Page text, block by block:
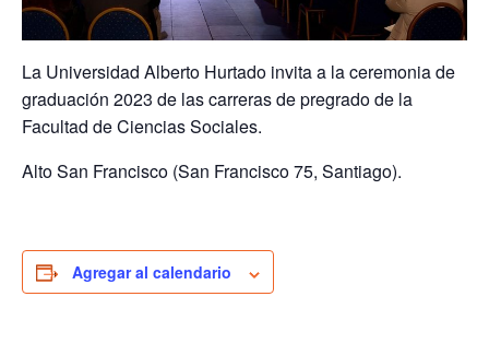
La Universidad Alberto Hurtado invita a la ceremonia de
graduación 2023 de las carreras de pregrado de la
Facultad de Ciencias Sociales.
Alto San Francisco (San Francisco 75, Santiago).
Agregar al calendario